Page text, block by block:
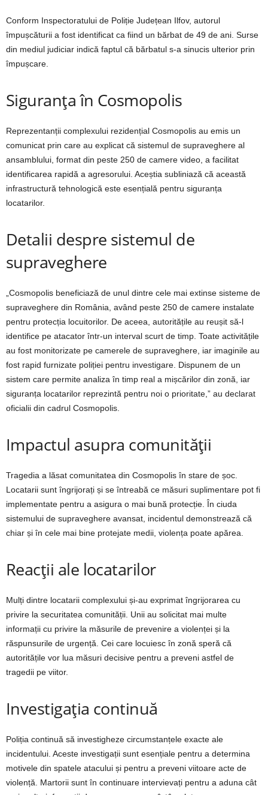
Conform Inspectoratului de Poliție Județean Ilfov, autorul
împușcăturii a fost identificat ca fiind un bărbat de 49 de ani. Surse
din mediul judiciar indică faptul că bărbatul s-a sinucis ulterior prin
împușcare.
Siguranța în Cosmopolis
Reprezentanții complexului rezidențial Cosmopolis au emis un
comunicat prin care au explicat că sistemul de supraveghere al
ansamblului, format din peste 250 de camere video, a facilitat
identificarea rapidă a agresorului. Aceștia subliniază că această
infrastructură tehnologică este esențială pentru siguranța
locatarilor.
Detalii despre sistemul de
supraveghere
„Cosmopolis beneficiază de unul dintre cele mai extinse sisteme de
supraveghere din România, având peste 250 de camere instalate
pentru protecția locuitorilor. De aceea, autoritățile au reușit să-l
identifice pe atacator într-un interval scurt de timp. Toate activitățile
au fost monitorizate pe camerele de supraveghere, iar imaginile au
fost rapid furnizate poliției pentru investigare. Dispunem de un
sistem care permite analiza în timp real a mișcărilor din zonă, iar
siguranța locatarilor reprezintă pentru noi o prioritate,” au declarat
oficialii din cadrul Cosmopolis.
Impactul asupra comunității
Tragedia a lăsat comunitatea din Cosmopolis în stare de șoc.
Locatarii sunt îngrijorați și se întreabă ce măsuri suplimentare pot fi
implementate pentru a asigura o mai bună protecție. În ciuda
sistemului de supraveghere avansat, incidentul demonstrează că
chiar și în cele mai bine protejate medii, violența poate apărea.
Reacții ale locatarilor
Mulți dintre locatarii complexului și-au exprimat îngrijorarea cu
privire la securitatea comunității. Unii au solicitat mai multe
informații cu privire la măsurile de prevenire a violenței și la
răspunsurile de urgență. Cei care locuiesc în zonă speră că
autoritățile vor lua măsuri decisive pentru a preveni astfel de
tragedii pe viitor.
Investigația continuă
Poliția continuă să investigheze circumstanțele exacte ale
incidentului. Aceste investigații sunt esențiale pentru a determina
motivele din spatele atacului și pentru a preveni viitoare acte de
violență. Martorii sunt în continuare intervievați pentru a aduna cât